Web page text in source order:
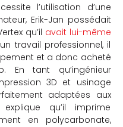
l’utilisation d’une
Erik-Jan possédait
qu’il avait lui-même
travail professionnel, il
et a donc acheté
En tant qu’ingénieur
3D et usinage
adaptées aux
qu’il imprime
en polycarbonate,